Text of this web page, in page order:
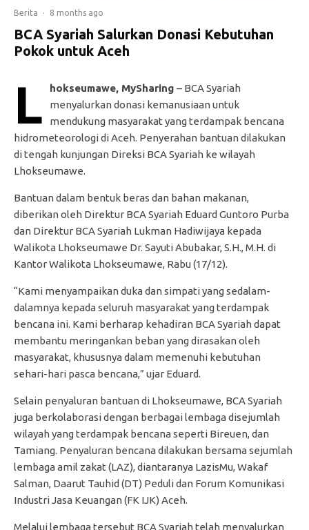
Berita · 8 months ago
BCA Syariah Salurkan Donasi Kebutuhan
Pokok untuk Aceh
L hokseumawe, MySharing – BCA Syariah
menyalurkan donasi kemanusiaan untuk
mendukung masyarakat yang terdampak bencana
hidrometeorologi di Aceh. Penyerahan bantuan dilakukan
di tengah kunjungan Direksi BCA Syariah ke wilayah
Lhokseumawe.
Bantuan dalam bentuk beras dan bahan makanan,
diberikan oleh Direktur BCA Syariah Eduard Guntoro Purba
dan Direktur BCA Syariah Lukman Hadiwijaya kepada
Walikota Lhokseumawe Dr. Sayuti Abubakar, S.H., M.H. di
Kantor Walikota Lhokseumawe, Rabu (17/12).
“Kami menyampaikan duka dan simpati yang sedalam-
dalamnya kepada seluruh masyarakat yang terdampak
bencana ini. Kami berharap kehadiran BCA Syariah dapat
membantu meringankan beban yang dirasakan oleh
masyarakat, khususnya dalam memenuhi kebutuhan
sehari-hari pasca bencana,” ujar Eduard.
Selain penyaluran bantuan di Lhokseumawe, BCA Syariah
juga berkolaborasi dengan berbagai lembaga disejumlah
wilayah yang terdampak bencana seperti Bireuen, dan
Tamiang. Penyaluran bencana dilakukan bersama sejumlah
lembaga amil zakat (LAZ), diantaranya LazisMu, Wakaf
Salman, Daarut Tauhid (DT) Peduli dan Forum Komunikasi
Industri Jasa Keuangan (FK IJK) Aceh.
Melalui lembaga tersebut BCA Syariah telah menyalurkan